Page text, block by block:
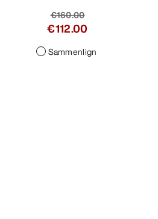
€160.00
€112.00
Sammenlign